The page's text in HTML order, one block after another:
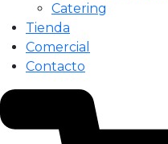
Catering
Tienda
Comercial
Contacto